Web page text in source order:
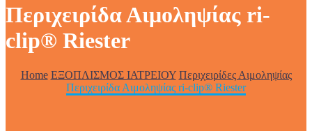
Περιχειρίδα Αιμοληψίας ri-
clip® Riester
Home ΕΞΟΠΛΙΣΜΟΣ ΙΑΤΡΕΙΟΥ Περιχειρίδες Αιμοληψίας
Περιχειρίδα Αιμοληψίας ri-clip® Riester